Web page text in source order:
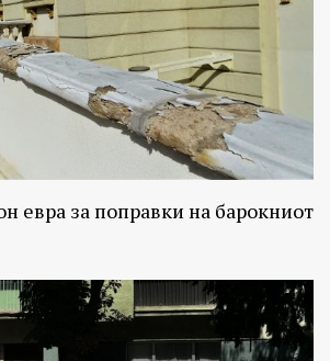
евра за поправки на барокниот